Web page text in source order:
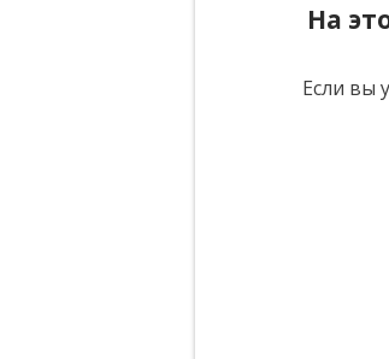
На
Если вы